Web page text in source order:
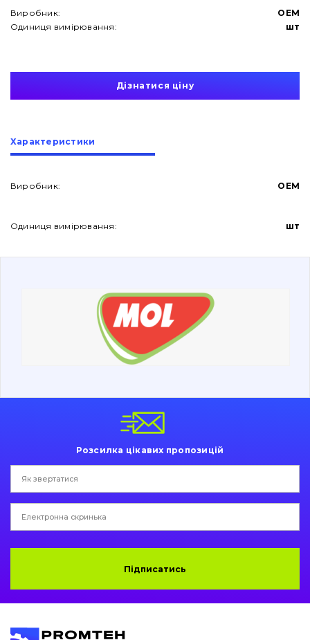
Про нас
Контакти
Вакансії
Фільтри та мастильні матеріали
Захист (ковша, адаптера)
Пальці та Втулки
Гідравліка
написати
листа
Виробник:
OEM
Одиниця вимірювання:
шт
Дізнатися ціну
Характеристики
Виробник: OEM
Одиниця вимірювання: шт
Розсилка цікавих пропозицій
Підписатись